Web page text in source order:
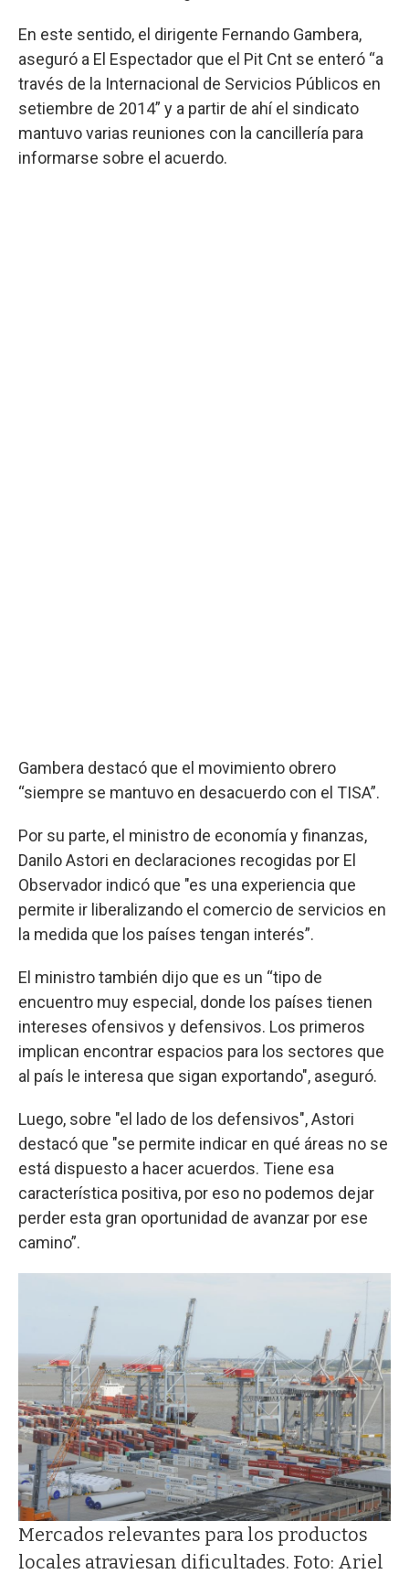
En este sentido, el dirigente Fernando Gambera,
aseguró a El Espectador que el Pit Cnt se enteró “a
través de la Internacional de Servicios Públicos en
setiembre de 2014” y a partir de ahí el sindicato
mantuvo varias reuniones con la cancillería para
informarse sobre el acuerdo.
Gambera destacó que el movimiento obrero
“siempre se mantuvo en desacuerdo con el TISA”.
Por su parte, el ministro de economía y finanzas,
Danilo Astori en declaraciones recogidas por El
Observador indicó que "es una experiencia que
permite ir liberalizando el comercio de servicios en
la medida que los países tengan interés”.
El ministro también dijo que es un “tipo de
encuentro muy especial, donde los países tienen
intereses ofensivos y defensivos. Los primeros
implican encontrar espacios para los sectores que
al país le interesa que sigan exportando", aseguró.
Luego, sobre "el lado de los defensivos", Astori
destacó que "se permite indicar en qué áreas no se
está dispuesto a hacer acuerdos. Tiene esa
característica positiva, por eso no podemos dejar
perder esta gran oportunidad de avanzar por ese
camino”.
Mercados relevantes para los productos
locales atraviesan dificultades. Foto: Ariel